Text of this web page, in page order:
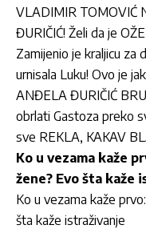
VLADIMIR TOMOVIĆ
ĐURIČIĆ! Želi da je
Zamijenio je kraljicu za
urnisala Luku! Ovo je
ANĐELA ĐURIČIĆ
obrlati Gastoza preko
sve REKLA, KAKAV
Ko u vezama kaže
žene? Evo šta kaže
Ko u vezama kaže
šta kaže istraživanje